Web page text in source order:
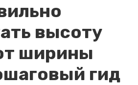
высоту
ширины
гид